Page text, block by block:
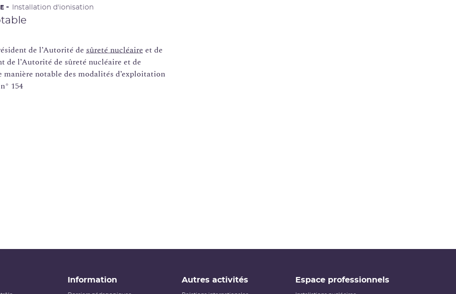
Installation d'ionisation
de l’Autorité de sûreté nucléaire et de
de l’Autorité de sûreté nucléaire et de
notable des modalités d’exploitation
n° 154
Information Autres activités Espace professionnels